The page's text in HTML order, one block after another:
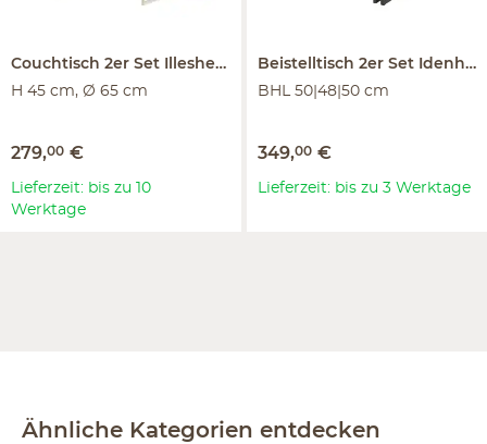
Couchtisch 2er Set
Illesheim
H 45 cm, Ø 65 cm
279,00 €
Lieferzeit: bis zu 10
Werktage
Beistelltisch 2er Set Idenheim
BHL 50|48|50 cm
349,00 €
Lieferzeit: bis zu 3 Werktage
Ähnliche Kategorien entdecken